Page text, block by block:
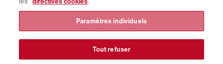
Aperçu des groupes de produits
CollabHub Login
Paramètres individuels
Tout refuser